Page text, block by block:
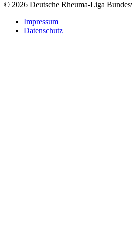
© 2026 Deutsche Rheuma-Liga
Impressum
Datenschutz